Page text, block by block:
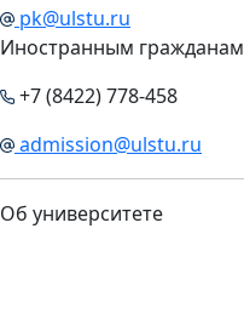
pk@ulstu.ru
Иностранным гражданам
+7 (8422) 778-458
admission@ulstu.ru
Об университете